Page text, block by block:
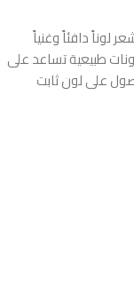
لوناً دافئاً وغنياً
طبيعية تساعد على
على لون ثابت